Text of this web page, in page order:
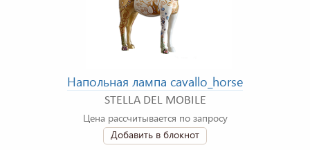
Напольная лампа cavallo_horse
STELLA DEL MOBILE
Цена рассчитывается по запросу
Добавить в блокнот